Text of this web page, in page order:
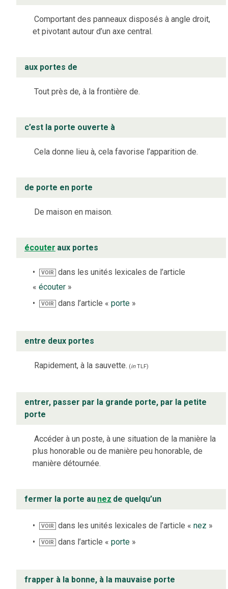
Comportant des panneaux disposés à angle droit,
et pivotant autour d’un axe central.
aux portes de
Tout près de, à la frontière de.
c’est la porte ouverte à
Cela donne lieu à, cela favorise l’apparition de.
de porte en porte
De maison en maison.
écouter aux portes
VOIR
dans les unités lexicales de l’article
« écouter »
VOIR dans l’article «porte »
entre deux portes
Rapidement, à la sauvette. (inTLF)
entrer, passer par la grande porte, par la petite
porte
Accéder à un poste, à une situation de la manière la
plus honorable ou de manière peu honorable, de
manière détournée.
fermer la porte au nez de quelqu’un
VOIR dans les unités lexicales de l’article «nez »
VOIR dans l’article «porte »
frapper à la bonne, à la mauvaise porte